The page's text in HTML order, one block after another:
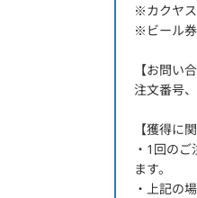
※カクヤ
※ビール
【お問い
注文番号
【獲得に
・1回の
ます。
・上記の